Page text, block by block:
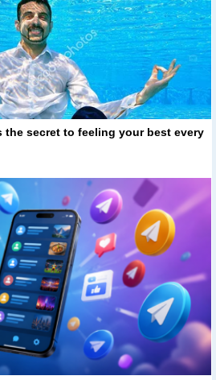
secret to feeling your best every